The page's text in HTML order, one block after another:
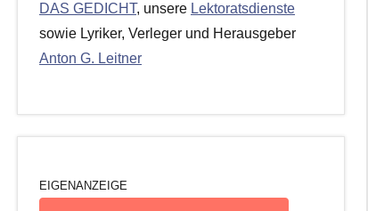
DAS GEDICHT, unsere Lektoratsdienste
sowie Lyriker, Verleger und Herausgeber
Anton G. Leitner
EIGENANZEIGE